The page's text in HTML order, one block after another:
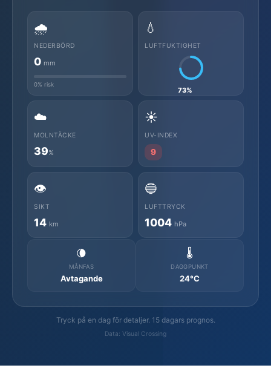
🌧️
NEDERBÖRD
0 mm
0% risk
💧
LUFTFUKTIGHET
73%
☁️
MOLNTÄCKE
39%
☀️
UV-INDEX
9
👁️
SIKT
14 km
🔵
LUFTTRYCK
1004 hPa
🌘
MÅNFAS
Avtagande
🌡️
DAGGPUNKT
24°C
Tryck på en dag för detaljer. 15 dagars prognos.
Data: Visual Crossing